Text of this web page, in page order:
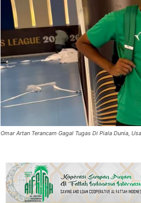
Omar Artan Terancam Gagal Tugas Di Piala Dunia,